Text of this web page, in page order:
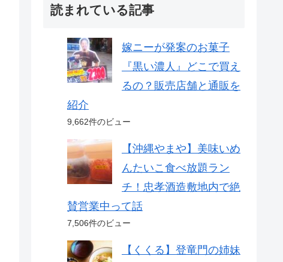
読まれている記事
嫁ニーが発案のお菓子
『黒い濃人』どこで買え
るの？販売店舗と通販を
紹介
9,662件のビュー
【沖縄やまや】美味いめ
んたいこ食べ放題ラン
チ！忠孝酒造敷地内で絶
賛営業中って話
7,506件のビュー
【くくる】登竜門の姉妹